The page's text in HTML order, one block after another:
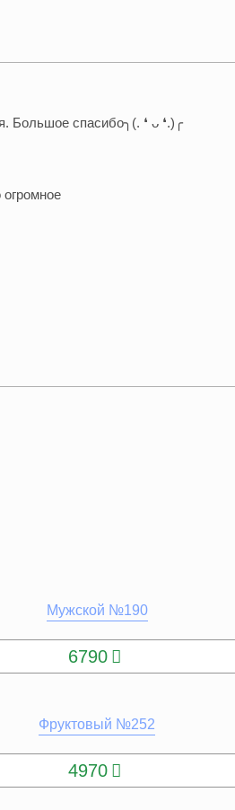
Большое спасибо╮(. ❛ ᴗ ❛.)╭
Мужской №190
6790
Фруктовый №252
4970